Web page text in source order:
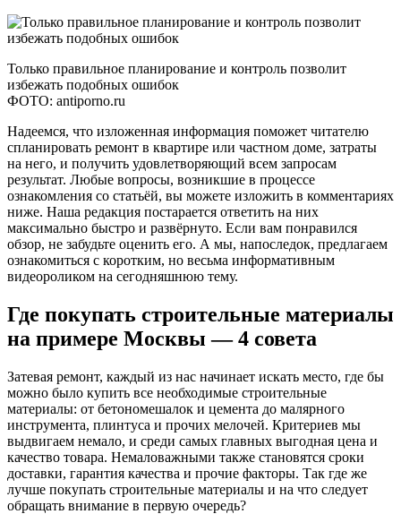
Только правильное планирование и контроль позволит
избежать подобных ошибок
ФОТО: antiporno.ru
Надеемся, что изложенная информация поможет читателю
спланировать ремонт в квартире или частном доме, затраты
на него, и получить удовлетворяющий всем запросам
результат. Любые вопросы, возникшие в процессе
ознакомления со статьёй, вы можете изложить в комментариях
ниже. Наша редакция постарается ответить на них
максимально быстро и развёрнуто. Если вам понравился
обзор, не забудьте оценить его. А мы, напоследок, предлагаем
ознакомиться с коротким, но весьма информативным
видеороликом на сегодняшнюю тему.
Где покупать строительные материалы
на примере Москвы — 4 совета
Затевая ремонт, каждый из нас начинает искать место, где бы
можно было купить все необходимые строительные
материалы: от бетономешалок и цемента до малярного
инструмента, плинтуса и прочих мелочей. Критериев мы
выдвигаем немало, и среди самых главных выгодная цена и
качество товара. Немаловажными также становятся сроки
доставки, гарантия качества и прочие факторы. Так где же
лучше покупать строительные материалы и на что следует
обращать внимание в первую очередь?